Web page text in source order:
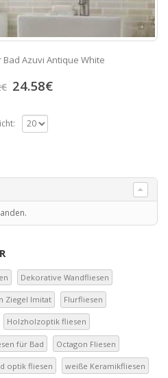
Azuvi Antique White
€ 24.58€
Dekorative Wandfliesen
Ziegel Imitat Flurfliesen
Holzholzoptik fliesen
für Bad Octagon Fliesen
optik fliesen weiße Keramikfliesen